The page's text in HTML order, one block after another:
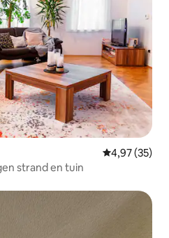
Gemiddelde
4,97 (35)
strand en tuin